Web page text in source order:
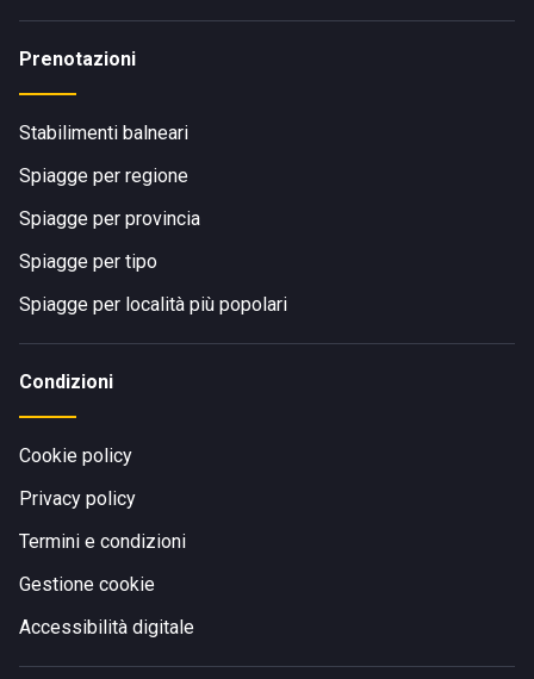
Prenotazioni
Stabilimenti balneari
Spiagge per regione
Spiagge per provincia
Spiagge per tipo
Spiagge per località più popolari
Condizioni
Cookie policy
Privacy policy
Termini e condizioni
Gestione cookie
Accessibilità digitale